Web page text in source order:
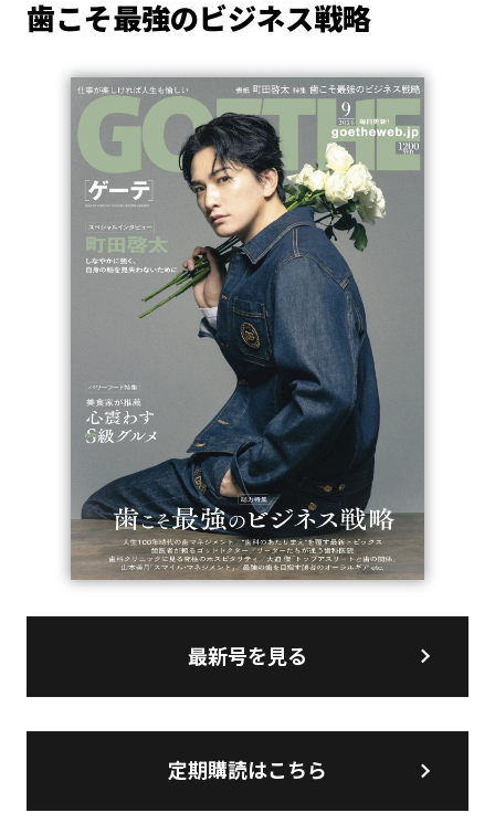
歯こそ最強のビジネス戦略
最新号を見る
定期購読はこちら